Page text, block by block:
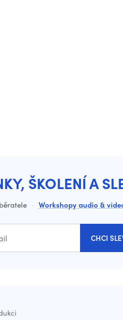
ŠKOLENÍ A
· Workshopy audio &
CHCI